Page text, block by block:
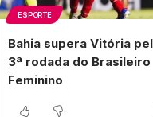
ESPORTE
Bahia supera Vitória
3ª rodada do Brasileiro
Feminino